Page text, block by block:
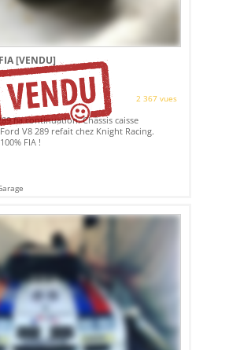
[VENDU]
2 367 vues
fia continuation. Châssis caisse
V8 289 refait chez Knight Racing.
FIA !